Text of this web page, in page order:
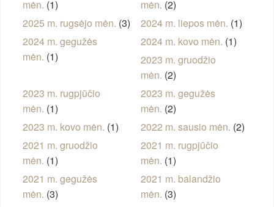
mėn. (1)
mėn. (2)
2025 m. rugsėjo mėn. (3) 2024 m. liepos mėn. (1)
2024 m. gegužės
mėn. (1)
2024 m. kovo mėn. (1)
2023 m. gruodžio
mėn. (2)
2023 m. rugpjūčio
mėn. (1)
2023 m. gegužės
mėn. (2)
2023 m. kovo mėn. (1) 2022 m. sausio mėn. (2)
2021 m. gruodžio
mėn. (1)
2021 m. rugpjūčio
mėn. (1)
2021 m. gegužės
mėn. (3)
2021 m. balandžio
mėn. (3)